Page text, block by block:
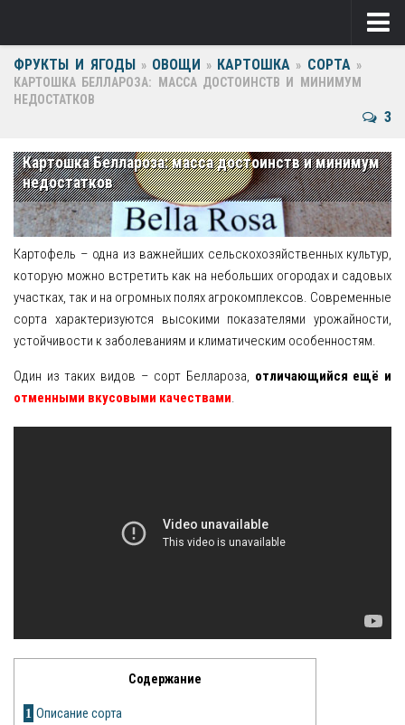
Ягоды
Виноград
Крыжовник
Малина
Фрукты
Груша
Ежевика
Черешня
Картошка
Драцена
ФРУКТЫ И ЯГОДЫ » ОВОЩИ » КАРТОШКА » СОРТА »
КАРТОШКА БЕЛЛАРОЗА: МАССА ДОСТОИНСТВ И МИНИМУМ
НЕДОСТАТКОВ
3
Картошка Беллароза: масса достоинств и минимум
недостатков
Картофель – одна из важнейших сельскохозяйственных культур,
которую можно встретить как на небольших огородах и садовых
участках, так и на огромных полях агрокомплексов. Современные
сорта характеризуются высокими показателями урожайности,
устойчивости к заболеваниям и климатическим особенностям.
Один из таких видов – сорт Беллароза, отличающийся ещё и
отменными вкусовыми качествами.
Содержание
1 Описание сорта